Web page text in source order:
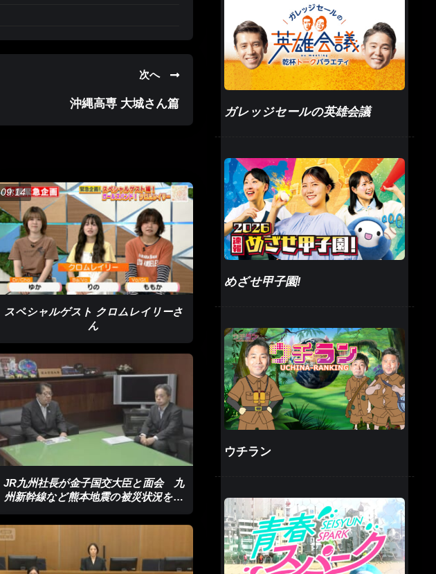
次へ
沖縄高専 大城さん篇
09:14
スペシャルゲスト クロムレイリーさ
ん
JR九州社長が金子国交大臣と面会 九
州新幹線など熊本地震の被災状況を報
ガレッジセールの英雄会議
めざせ甲子園!
ウチラン